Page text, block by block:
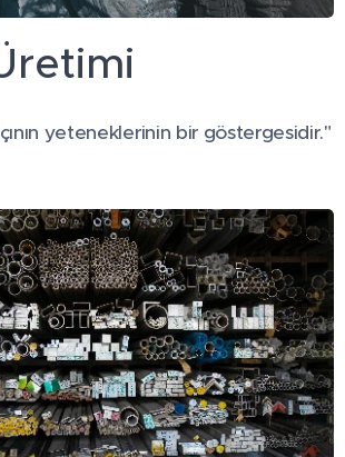
yeteneklerinin bir göstergesidir."